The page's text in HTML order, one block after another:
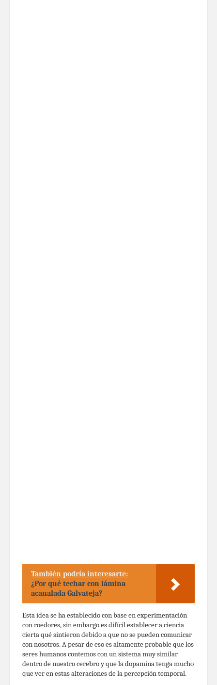
También podría interesarte:
¿Por qué techar con lámina
acanalada Galvateja?
Esta idea se ha establecido con base en experimentación
con roedores, sin embargo es difícil establecer a ciencia
cierta qué sintieron debido a que no se pueden comunicar
con nosotros. A pesar de eso es altamente probable que los
seres humanos contemos con un sistema muy similar
dentro de nuestro cerebro y que la dopamina tenga mucho
que ver en estas alteraciones de la percepción temporal.